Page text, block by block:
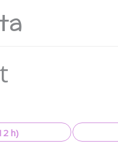
h)